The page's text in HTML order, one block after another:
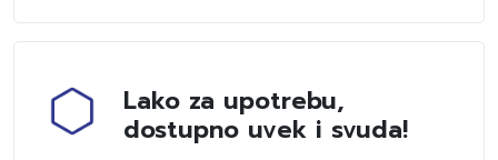
Lako za upotrebu,
dostupno uvek i svuda!